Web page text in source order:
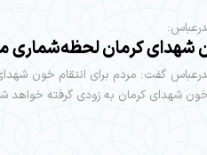
شهدای کرمان لحظه‌شماری
گفت: مردم برای انتقام خون
خون شهدای کرمان به زودی گرفته خواهد